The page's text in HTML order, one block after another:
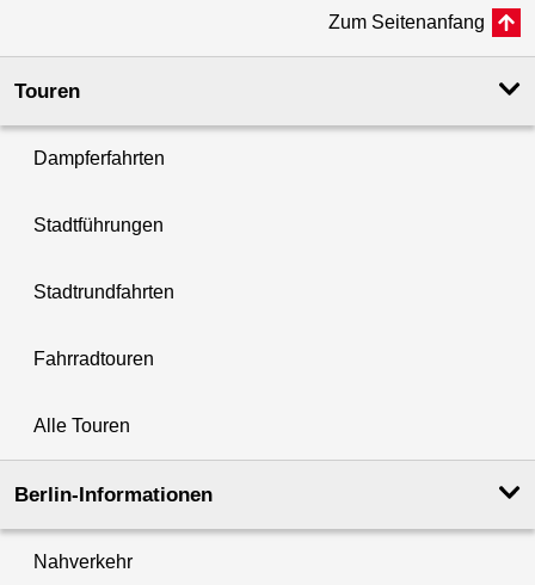
Zum Seitenanfang
Touren
Dampferfahrten
Stadtführungen
Stadtrundfahrten
Fahrradtouren
Alle Touren
Berlin-Informationen
Nahverkehr